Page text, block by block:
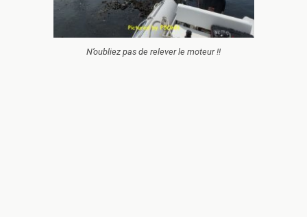
N’oubliez pas de relever le moteur !!